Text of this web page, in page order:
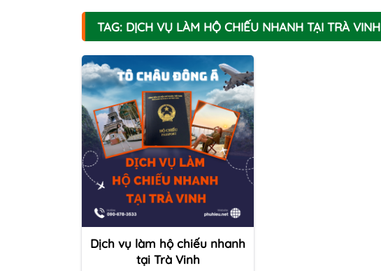
TAG: DỊCH VỤ LÀM HỘ CHIẾU NHANH TẠI TRÀ VINH
Dịch vụ làm hộ chiếu nhanh
tại Trà Vinh